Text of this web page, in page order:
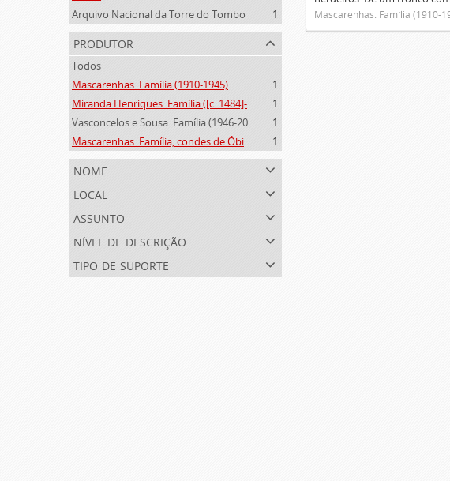
Arquivo Nacional da Torre do Tombo
1
produtor
Todos
Mascarenhas. Família (1910-1945)
1
Miranda Henriques. Família ([c. 1484]-[c.1745])
1
Vasconcelos e Sousa. Família (1946-2006)
1
Mascarenhas. Família, condes de Óbidos, Palma e Sabugal (1669-1910)
1
nome
local
assunto
nível de descrição
tipo de suporte
Mascarenhas. Família (1910-